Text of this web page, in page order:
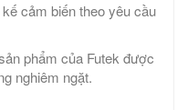
cảm biến theo yêu cầu
phẩm của Futek được
nghiêm ngặt.